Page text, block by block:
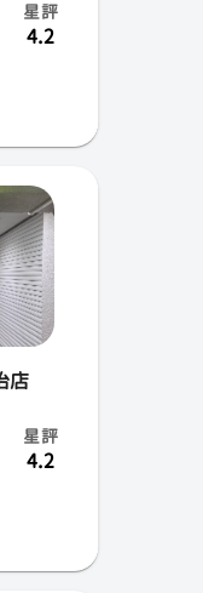
星評
4.2
店
星評
4.2